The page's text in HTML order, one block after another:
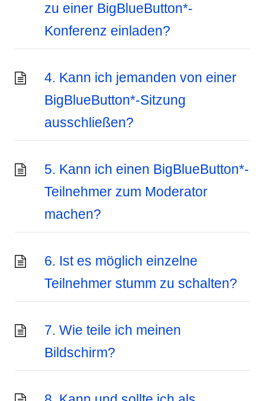
zu einer BigBlueButton*-
Konferenz einladen?
4. Kann ich jemanden von einer
BigBlueButton*-Sitzung
ausschließen?
5. Kann ich einen BigBlueButton*-
Teilnehmer zum Moderator
machen?
6. Ist es möglich einzelne
Teilnehmer stumm zu schalten?
7. Wie teile ich meinen
Bildschirm?